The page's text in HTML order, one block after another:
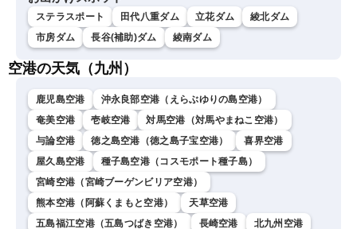
ステラスポート 田代八重ダム 立花ダム
綾北ダム
市房ダム
長谷(補助)ダム 綾南ダム
空港の天気（九州）
鹿児島空港
沖永良部空港（えらぶゆりの島空港）
奄美空港
壱岐空港
対馬空港（対馬やまねこ空港）
与論空港
徳之島空港（徳之島子宝空港）
喜界空港
屋久島空港
種子島空港（コスモポート種子島）
宮崎空港（宮崎ブーゲンビリア空港）
熊本空港（阿蘇くまもと空港）
天草空港
五島福江空港（五島つばき空港）
長崎空港 北九州空港